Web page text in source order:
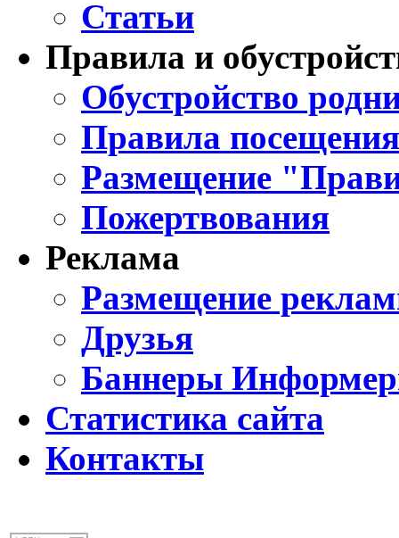
Статьи
Правила и
Обустройство
Правила
Размещение
Пожертвования
Реклама
Размещение
Друзья
Баннеры
Статистика сайта
Контакты